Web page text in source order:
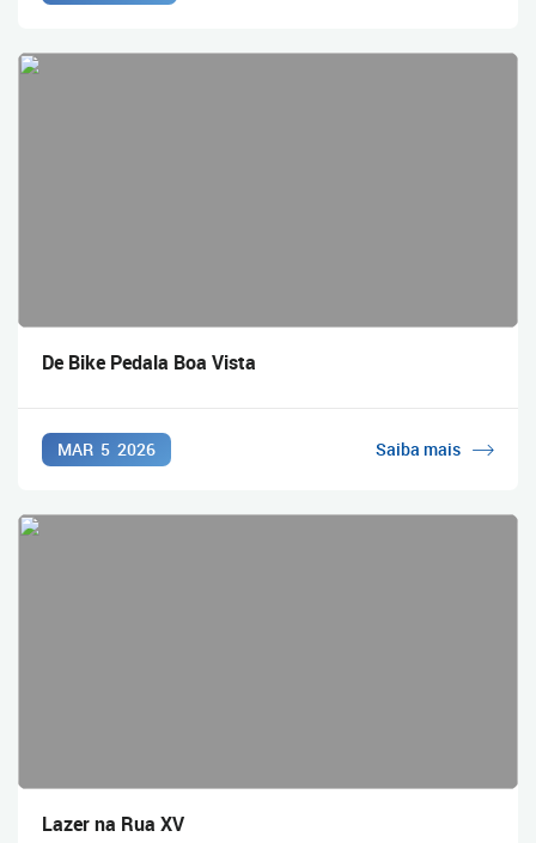
De Bike Pedala Boa Vista
MAR 5 2026 Saiba mais
Lazer na Rua XV